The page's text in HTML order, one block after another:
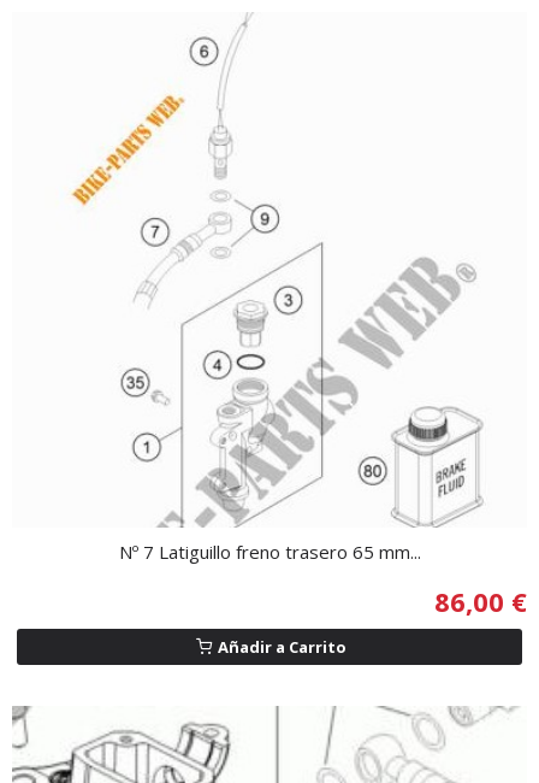
Nº 7 Latiguillo freno trasero 65 mm...
86,00 €
Añadir a Carrito